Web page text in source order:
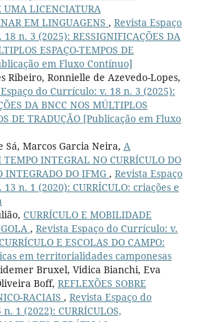
UMA LICENCIATURA
EM LINGUAGENS , Revista Espaço
n. 3 (2025): RESSIGNIFICAÇÕES DA
ESPAÇO-TEMPOS DE
em Fluxo Contínuo]
Ribeiro, Ronnielle de Azevedo-Lopes,
do Currículo: v. 18 n. 3 (2025):
DA BNCC NOS MÚLTIPLOS
DE TRADUÇÃO [Publicação em Fluxo
Sá, Marcos Garcia Neira, A
TEMPO INTEGRAL NO CURRÍCULO DO
INTEGRADO DO IFMG , Revista Espaço
n. 1 (2020): CURRÍCULO: criações e
CURRÍCULO E MOBILIDADE
, Revista Espaço do Currículo: v.
E ESCOLAS DO CAMPO:
em territorialidades camponesas
Bruxel, Vidica Bianchi, Eva
Boff, REFLEXÕES SOBRE
RACIAIS , Revista Espaço do
1 (2022): CURRÍCULOS,